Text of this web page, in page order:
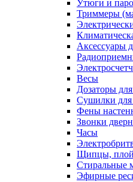
Утюги и
Триммеры
Аксессуары
Весы
Дозаторы
Сушилки для
Фены
Звонки
Часы
Щипцы,
Стиральные
Эфирные